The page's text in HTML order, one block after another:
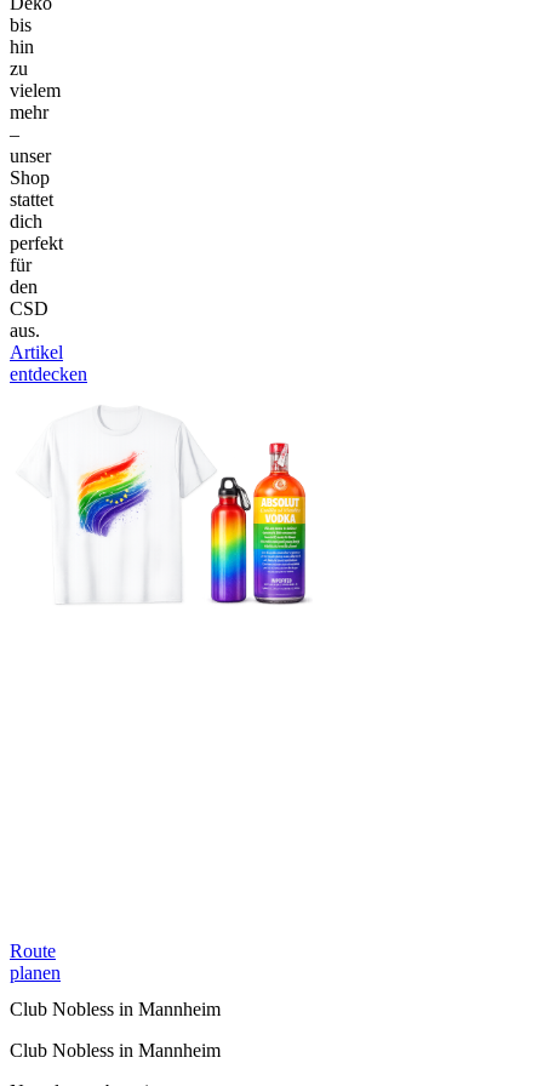
bis
hin
zu
vielem
mehr
–
unser
Shop
stattet
dich
perfekt
für
den
CSD
aus.
Artikel
entdecken
Route
planen
Club Nobless in Mannheim
Club Nobless in Mannheim